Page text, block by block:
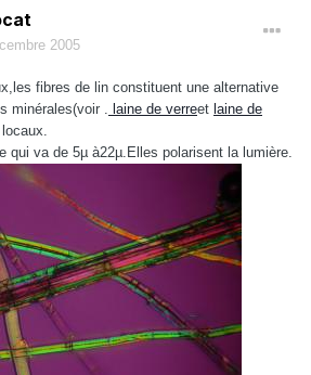
2005
fibres de lin constituent une alternative
minérales(voir . laine de verreet laine de
qui va de 5µ à22µ.Elles polarisent la lumière.